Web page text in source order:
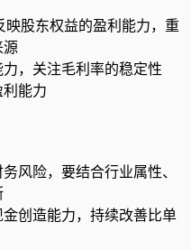
映股东权益的盈利能力，重
源
，关注毛利率的稳定性
利能力
风险，要结合行业属性、
金创造能力，持续改善比单